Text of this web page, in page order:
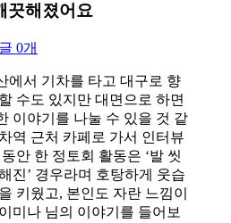
끗해졌어요
0개
에서 기차를 타고 대구로 향
수도 있지만 대면으로 하면
이야기를 나눌 수 있을 것 같
역 근처 카페로 가서 인터뷰
안 한 정토회 활동은 ‘발 씻
진’ 경우라며 호탕하게 웃습
키웠고, 본인도 자란 느낌이
미나 님의 이야기를 들어보